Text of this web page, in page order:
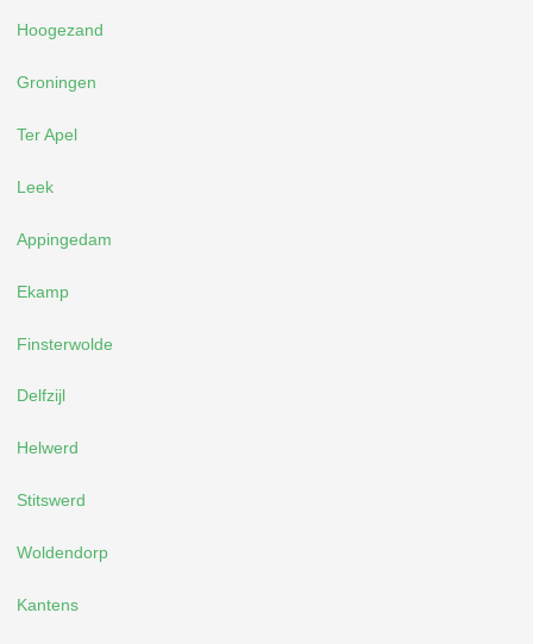
Hoogezand
Groningen
Ter Apel
Leek
Appingedam
Ekamp
Finsterwolde
Delfzijl
Helwerd
Stitswerd
Woldendorp
Kantens